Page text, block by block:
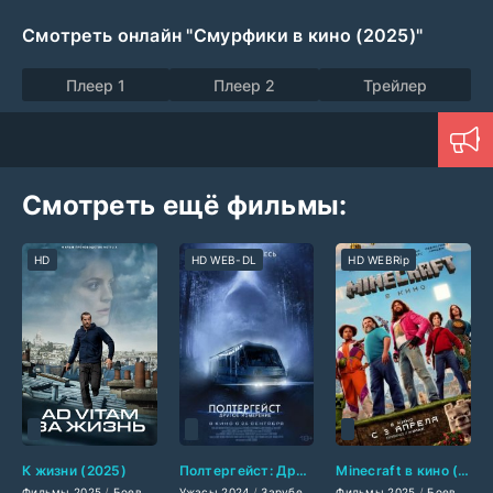
Смотреть онлайн "Смурфики в кино (2025)"
Плеер 1 Плеер 2 Трейлер
Смотреть ещё фильмы:
К жизни (2025)
HD
Полтергейст: Другое измерение (2024)
HD WEB-DL
Minecraft в кино (2025)
HD WEBRip